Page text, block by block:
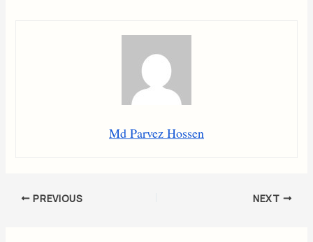
Md Parvez Hossen
PREVIOUS NEXT